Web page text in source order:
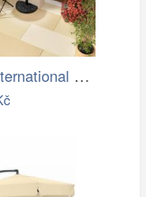
Haushalt International Slunečník…